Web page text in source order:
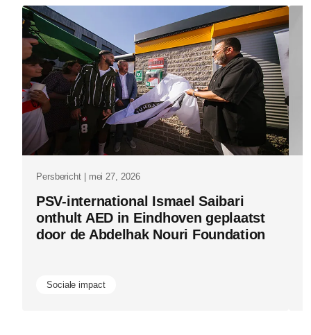
waarom-
innovatie-
een-
keten-
van-
is.html
Persbericht | mei 27, 2026
PSV-international Ismael Saibari
onthult AED in Eindhoven geplaatst
door de Abdelhak Nouri Foundation
Sociale impact